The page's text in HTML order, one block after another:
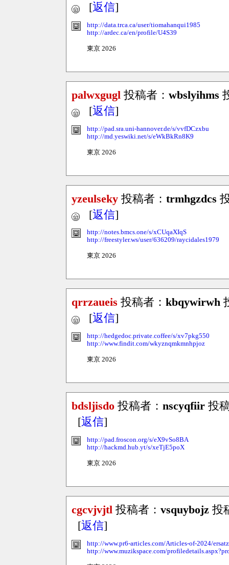
[返信]
http://data.trca.ca/user/tiomahanqui1985
http://ardec.ca/en/profile/U4S39
東京 2026
palwxgugl 投稿者： wbslyihms
[返信]
http://pad.sra.uni-hannover.de/s/vvfDCzxbu
http://md.yeswiki.net/s/eWkBkRn8K9
東京 2026
yzeulseky 投稿者： trmhgzdcs
[返信]
http://notes.bmcs.one/s/xCUqaXIqS
http://freestyler.ws/user/636209/raycidales1979
東京 2026
qrrzaueis 投稿者： kbqywirwh
[返信]
http://hedgedoc.private.coffee/s/xv7pkg550
http://www.findit.com/wkyznqmkmnhpjoz
東京 2026
bdsljisdo 投稿者： nscyqfiir 投
[返信]
http://pad.froscon.org/s/eX9vSo8BA
http://hackmd.hub.yt/s/xeTjE5poX
東京 2026
cgcvjvjtl 投稿者： vsquybojz 投
[返信]
http://www.pr6-articles.com/Articles-of-2024/
http://www.muzikspace.com/